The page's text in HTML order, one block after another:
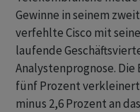
Gewinne in seinem
verfehlte Cisco mit
laufende
Analystenprognose.
fünf Prozent
minus 2,6 Prozent an